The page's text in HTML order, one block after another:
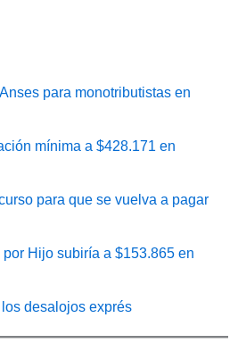
para monotributistas en
mínima a $428.171 en
para que se vuelva a pagar
Hijo subiría a $153.865 en
desalojos exprés